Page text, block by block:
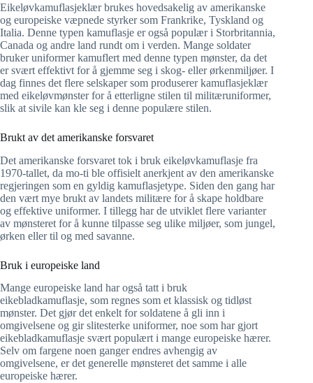
Eikeløvkamuflasjeklær brukes hovedsakelig av amerikanske
og europeiske væpnede styrker som Frankrike, Tyskland og
Italia. Denne typen kamuflasje er også populær i Storbritannia,
Canada og andre land rundt om i verden. Mange soldater
bruker uniformer kamuflert med denne typen mønster, da det
er svært effektivt for å gjemme seg i skog- eller ørkenmiljøer. I
dag finnes det flere selskaper som produserer kamuflasjeklær
med eikeløvmønster for å etterligne stilen til militæruniformer,
slik at sivile kan kle seg i denne populære stilen.
Brukt av det amerikanske forsvaret
Det amerikanske forsvaret tok i bruk eikeløvkamuflasje fra
1970-tallet, da mo-ti ble offisielt anerkjent av den amerikanske
regjeringen som en gyldig kamuflasjetype. Siden den gang har
den vært mye brukt av landets militære for å skape holdbare
og effektive uniformer. I tillegg har de utviklet flere varianter
av mønsteret for å kunne tilpasse seg ulike miljøer, som jungel,
ørken eller til og med savanne.
Bruk i europeiske land
Mange europeiske land har også tatt i bruk
eikebladkamuflasje, som regnes som et klassisk og tidløst
mønster. Det gjør det enkelt for soldatene å gli inn i
omgivelsene og gir slitesterke uniformer, noe som har gjort
eikebladkamuflasje svært populært i mange europeiske hærer.
Selv om fargene noen ganger endres avhengig av
omgivelsene, er det generelle mønsteret det samme i alle
europeiske hærer.